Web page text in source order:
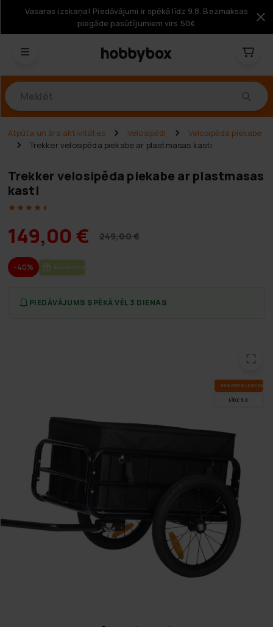
Vasaras izskaņa! Piedāvājumi ir spēkā līdz 9.8. Bezmaksas
piegāde pasūtījumiem virs 50€
Atpūta un āra aktivitātes Velosipēdi
Velosipēda piekabe
Trekker velosipēda piekabe ar plastmasas kasti
Trekker velosipēda piekabe ar plastmasas
kasti
149,00 € 249,00 €
-40% BEZ­MAK­SAS PIE­GĀ­DE
PIEDĀVĀJUMS SPĒKĀ VĒL 3 DIENAS
VA­SA­RAS IZ­SKA­ŅA
LĪDZ 9.8.